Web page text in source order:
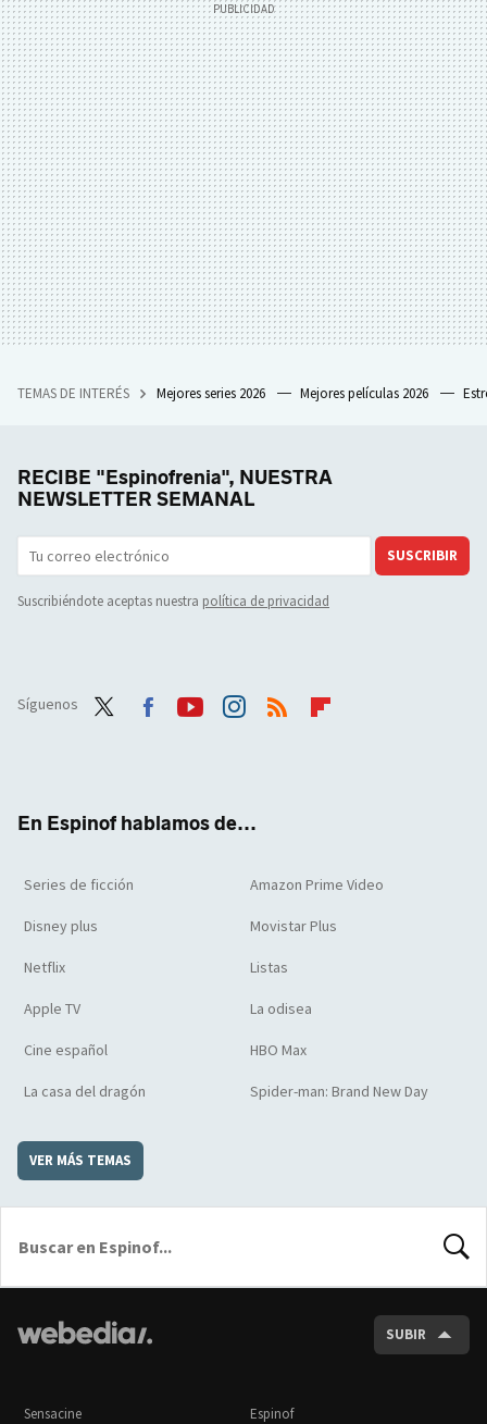
TEMAS DE INTERÉS Mejores series 2026 Mejores películas 2026
RECIBE "Espinofrenia", NUESTRA
NEWSLETTER SEMANAL
SUSCRIBIR
Suscribiéndote aceptas nuestra política de privacidad
Síguenos
En Espinof hablamos de...
Series de ficción Amazon Prime Video
Disney plus Movistar Plus
Netflix Listas
Apple TV La odisea
Cine español HBO Max
La casa del dragón Spider-man: Brand New Day
VER MÁS TEMAS
SUBIR
Sensacine Espinof